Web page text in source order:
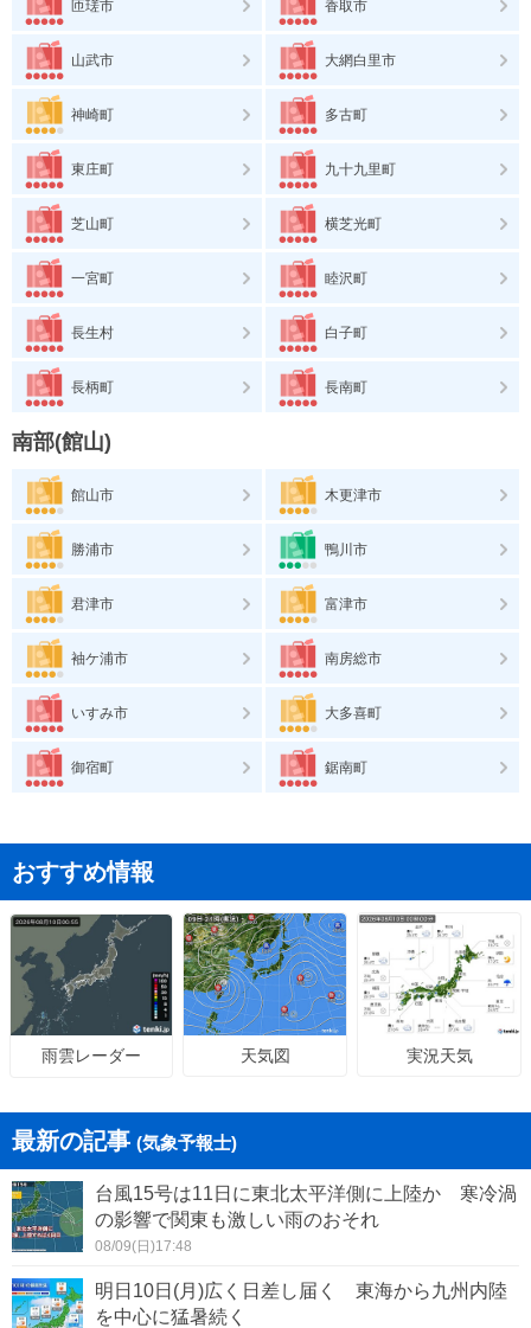
匝瑳市 香取市
山武市 大網白里市
神崎町 多古町
東庄町 九十九里町
芝山町 横芝光町
一宮町 睦沢町
長生村 白子町
長柄町 長南町
南部(館山)
館山市 木更津市
勝浦市 鴨川市
君津市 富津市
袖ケ浦市 南房総市
いすみ市 大多喜町
御宿町 鋸南町
おすすめ情報
雨雲レーダー 天気図 実況天気
最新の記事 (気象予報士)
台風15号は11日に東北太平洋側に上陸か 寒冷渦
の影響で関東も激しい雨のおそれ
08/09(日)17:48
明日10日(月)広く日差し届く 東海から九州内陸
を中心に猛暑続く